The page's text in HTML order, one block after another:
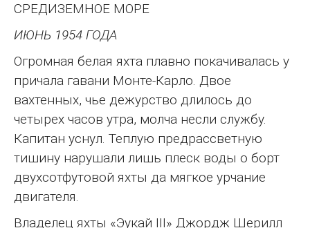
СРЕДИЗЕМНОЕ МОРЕ
ИЮНЬ 1954 ГОДА
Огромная белая яхта плавно покачивалась у
причала гавани Монте-Карло. Двое
вахтенных, чье дежурство длилось до
четырех часов утра, молча несли службу.
Капитан уснул. Теплую предрассветную
тишину нарушали лишь плеск воды о борт
двухсотфутовой яхты да мягкое урчание
двигателя.
Владелец яхты «Эукай III» Джордж Шерилл